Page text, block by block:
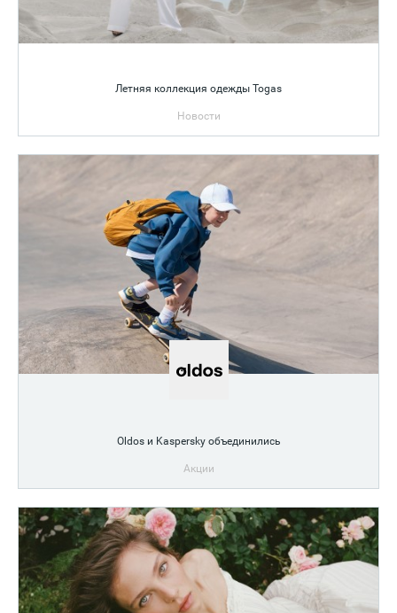
Летняя коллекция одежды Togas
Новости
Oldos и Kaspersky объединились
Акции